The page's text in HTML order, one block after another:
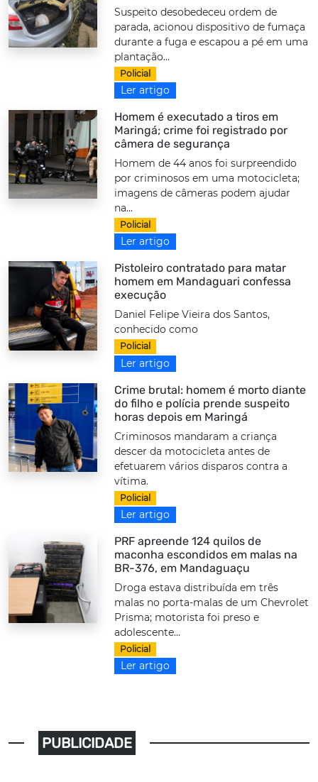
Suspeito desobedeceu ordem de
parada, acionou dispositivo de fumaça
durante a fuga e escapou a pé em uma
plantação...
Policial
Ler artigo
Homem é executado a tiros em
Maringá; crime foi registrado por
câmera de segurança
Homem de 44 anos foi surpreendido
por criminosos em uma motocicleta;
imagens de câmeras podem ajudar
na...
Policial
Ler artigo
Pistoleiro contratado para matar
homem em Mandaguari confessa
execução
Daniel Felipe Vieira dos Santos,
conhecido como
Policial
Ler artigo
Crime brutal: homem é morto diante
do filho e polícia prende suspeito
horas depois em Maringá
Criminosos mandaram a criança
descer da motocicleta antes de
efetuarem vários disparos contra a
vítima.
Policial
Ler artigo
PRF apreende 124 quilos de
maconha escondidos em malas na
BR-376, em Mandaguaçu
Droga estava distribuída em três
malas no porta-malas de um Chevrolet
Prisma; motorista foi preso e
adolescente...
Policial
Ler artigo
PUBLICIDADE